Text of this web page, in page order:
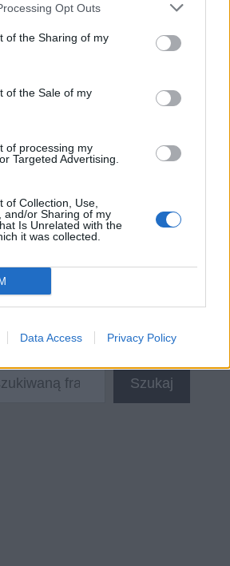
Opt Outs
of the Sharing of my
of the Sale of my
of processing my
Targeted Advertising.
of Collection, Use,
and/or Sharing of my
Is Unrelated with the
it was collected.
Data Access Privacy Policy
– interpretacja
utwór pochwalny, w którym
zachwyt nad
ciała niebieskiego. Autorem
Dionizy Kniaźnin –
polskiego oświecenia.
Szukaj